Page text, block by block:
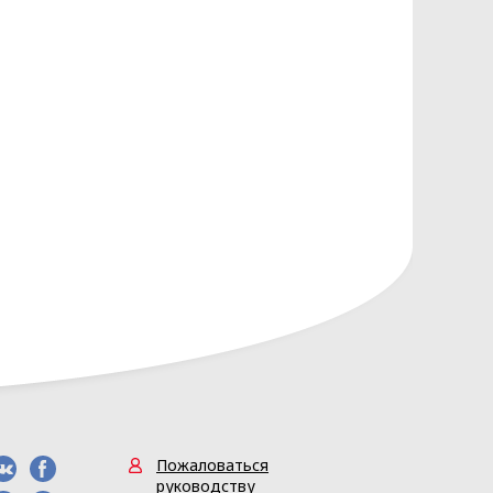
Пожаловаться
руководству
основывается на следующих
данных разрабатывает
(Приложение 1)